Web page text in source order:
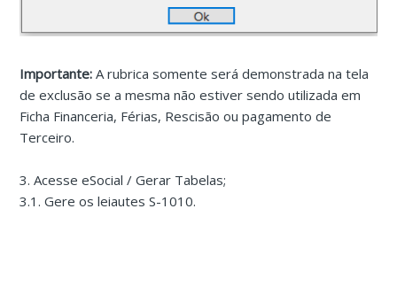
Importante: A rubrica somente será demonstrada na tela
de exclusão se a mesma não estiver sendo utilizada em
Ficha Financeria, Férias, Rescisão ou pagamento de
Terceiro.
3. Acesse eSocial / Gerar Tabelas;
3.1. Gere os leiautes S-1010.